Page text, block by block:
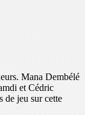
Mana Dembélé
et Cédric
de jeu sur cette